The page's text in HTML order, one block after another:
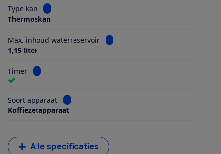
Type kan
Bekijk informatie voor Type kan
Thermoskan
Max. inhoud waterreservoir
Bekijk informatie voor Max.
1,15 liter
Timer Bekijk informatie voor Timer
Soort apparaat
Bekijk informatie voor Soort apparaat
Koffiezetapparaat
Alle specificaties